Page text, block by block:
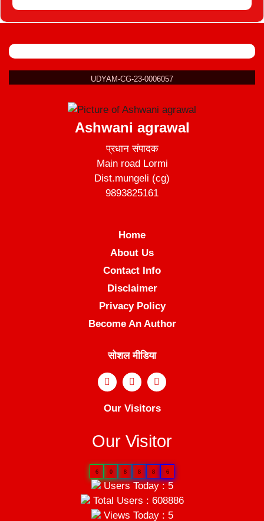
UDYAM-CG-23-0006057
Ashwani agrawal
प्रधान संपादक
Main road Lormi
Dist.mungeli (cg)
9893825161
Home
About Us
Contact Info
Disclaimer
Privacy Policy
Become An Author
सोशल मीडिया
Our Visitors
Our Visitor
6 0 8 8 8 6
Users Today : 5
Total Users : 608886
Views Today : 5